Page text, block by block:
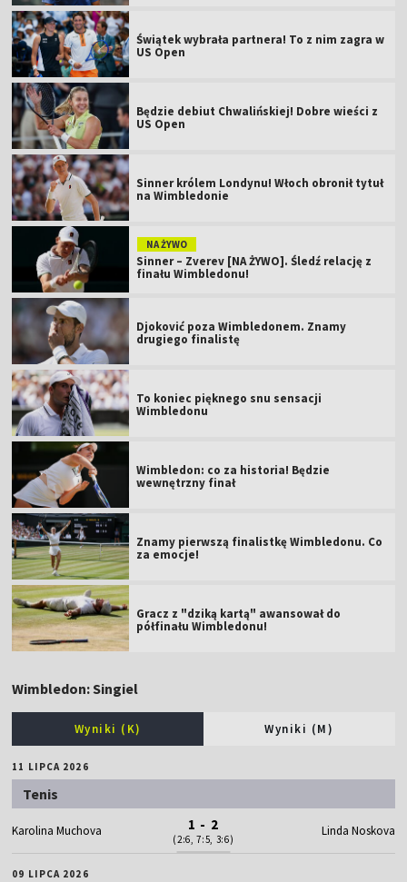
Świątek wybrała partnera! To z nim zagra w
US Open
Będzie debiut Chwalińskiej! Dobre wieści z
US Open
Sinner królem Londynu! Włoch obronił tytuł
na Wimbledonie
NA ŻYWO
Sinner – Zverev [NA ŻYWO]. Śledź relację z
finału Wimbledonu!
Djoković poza Wimbledonem. Znamy
drugiego finalistę
To koniec pięknego snu sensacji
Wimbledonu
Wimbledon: co za historia! Będzie
wewnętrzny finał
Znamy pierwszą finalistkę Wimbledonu. Co
za emocje!
Gracz z "dziką kartą" awansował do
półfinału Wimbledonu!
Wimbledon: Singiel
Wyniki (K) Wyniki (M)
11 LIPCA 2026
Tenis
Karolina Muchova 1 - 2
(2:6, 7:5, 3:6)
Linda Noskova
09 LIPCA 2026